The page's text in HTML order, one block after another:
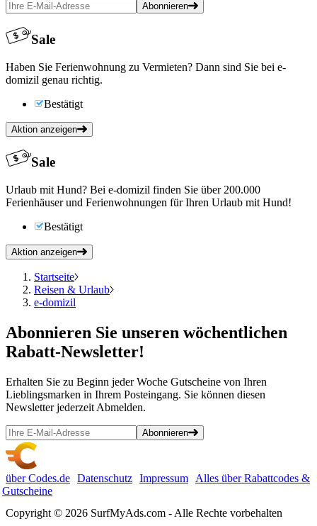
Abonnieren
Sale
Haben Sie Ferienwohnung zu Vermieten? Dann sind Sie bei e-
domizil genau richtig.
Bestätigt
Aktion anzeigen
Sale
Urlaub mit Hund? Bei e-domizil finden Sie über 200.000
Ferienhäuser und Ferienwohnungen für Ihren Urlaub mit Hund!
Bestätigt
Aktion anzeigen
Startseite
Reisen & Urlaub
e-domizil
Abonnieren Sie unseren wöchentlichen
Rabatt-Newsletter!
Erhalten Sie zu Beginn jeder Woche Gutscheine von Ihren
Lieblingsmarken in Ihrem Posteingang. Sie können diesen
Newsletter jederzeit Abmelden.
Abonnieren
über Codes.de Datenschutz Impressum
Alles über Rabattcodes &
Gutscheine
Copyright © 2026 SurfMyAds.com - Alle Rechte vorbehalten